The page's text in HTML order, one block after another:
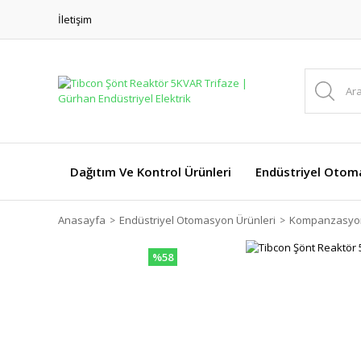
İletişim
Dağıtım Ve Kontrol Ürünleri Endüstriyel
Anasayfa Endüstriyel Otomasyon Ürünleri
%58